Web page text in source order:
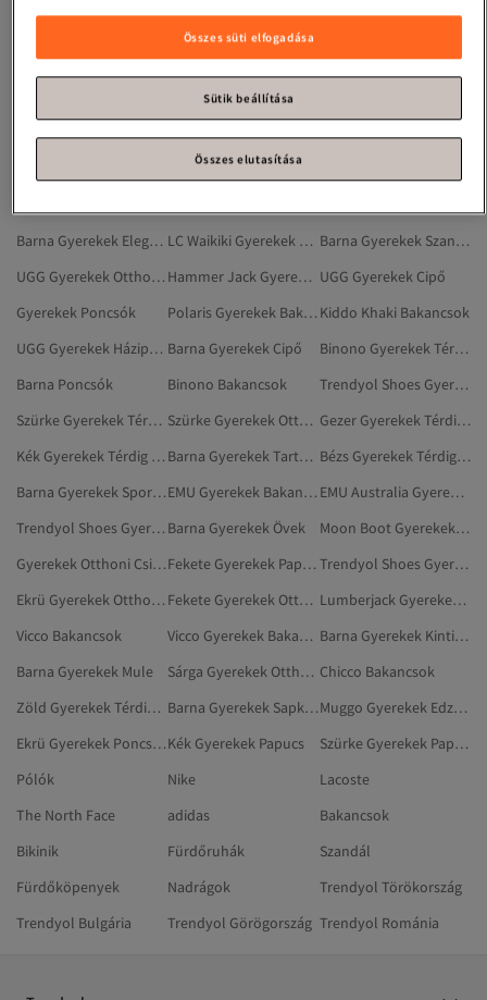
Fémhatású Gyerekek Bakancsok
Piros Gyerekek Bakancsok
Lila Gyerekek Bakancsok
Barna Poncsók Kismamáknak
Fekete Gyerekek Térdig Érő Csizma
Rózsaszín Gyerekek Bakancsok
Barna Gyerekek Elegáns Cipők
LC Waikiki Gyerekek Bakancsok
Barna Gyerekek Szandál
UGG Gyerekek Otthoni Csizmák, Papucsok
Hammer Jack Gyerekek Bakancsok UGG Gyerekek Cipő
Gyerekek Poncsók
Polaris Gyerekek Bakancsok Kiddo Khaki Bakancsok
UGG Gyerekek Házipapucsok Barna Gyerekek Cipő
Binono Gyerekek Térdig Érő Csizma
Barna Poncsók
Binono Bakancsok
Trendyol Shoes Gyerekek Cipők
Szürke Gyerekek Térdig Érő Csizma
Szürke Gyerekek Otthoni Csizmák, Papucsok
Gezer Gyerekek Térdig Érő Csizma
Kék Gyerekek Térdig Érő Csizma
Barna Gyerekek Tartozékok
Bézs Gyerekek Térdig Érő Csizma
Barna Gyerekek Sportszandál
EMU Gyerekek Bakancsok
EMU Australia Gyerekek Bakancsok
Trendyol Shoes Gyerekek Tartozékok Barna Gyerekek Övek
Moon Boot Gyerekek Bakancsok
Gyerekek Otthoni Csizmák, Papucsok
Fekete Gyerekek Papucs
Trendyol Shoes Gyerekek Otthoni Csizmák, Papucsok
Ekrü Gyerekek Otthoni Csizmák, Papucsok
Fekete Gyerekek Otthoni Csizmák, Papucsok
Lumberjack Gyerekek Bakancsok
Vicco Bakancsok
Vicco Gyerekek Bakancsok
Barna Gyerekek Kinti Cipő
Barna Gyerekek Mule
Sárga Gyerekek Otthoni Csizmák, Papucsok Chicco Bakancsok
Zöld Gyerekek Térdig Érő Csizma
Barna Gyerekek Sapkák
Muggo Gyerekek Edzőcipők
Ekrü Gyerekek PoncsókKék Gyerekek Papucs
Szürke Gyerekek Papucs
Pólók
Nike
Lacoste
The North Face
adidas
Bakancsok
Bikinik
Fürdőruhák
Szandál
Fürdőköpenyek
Nadrágok
Trendyol Törökország
Trendyol Bulgária
Trendyol Görögország Trendyol Románia
Összes süti elfogadása
Sütik beállítása
Összes elutasítása